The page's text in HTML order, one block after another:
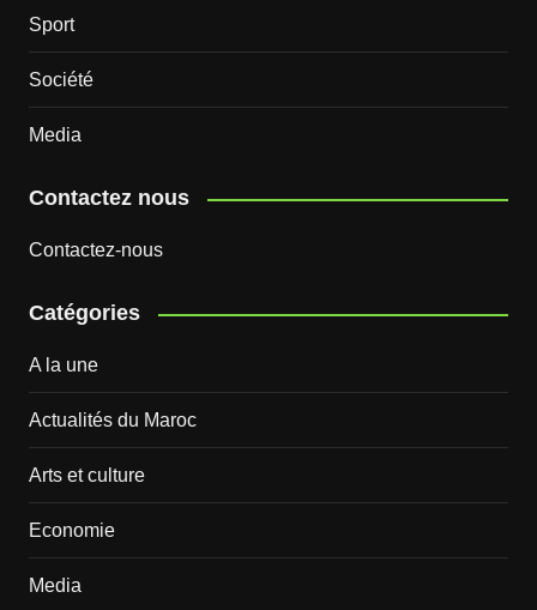
Sport
Société
Media
Contactez nous
Contactez-nous
Catégories
A la une
Actualités du Maroc
Arts et culture
Economie
Media